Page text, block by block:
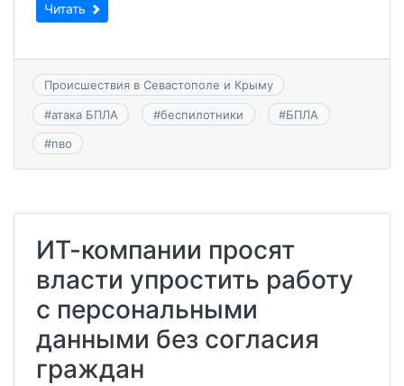
Читать
Происшествия в Севастополе и Крыму
#атака БПЛА #беспилотники #БПЛА
#пво
ИТ-компании просят
власти упростить работу
с персональными
данными без согласия
граждан